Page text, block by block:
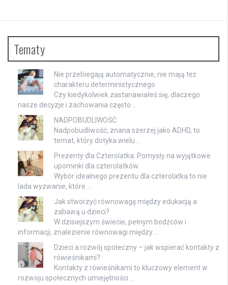
Tematy
Nie przebiegają automatycznie, nie mają też
charakteru deterministycznego
Czy kiedykolwiek zastanawiałeś się, dlaczego
nasze decyzje i zachowania często …
NADPOBUDLIWOŚĆ
Nadpobudliwość, znana szerzej jako ADHD, to
temat, który dotyka wielu …
Prezenty dla Czterolatka: Pomysły na wyjątkowe
upominki dla czterolatków.
Wybór idealnego prezentu dla czterolatka to nie
lada wyzwanie, które …
Jak stworzyć równowagę między edukacją a
zabawą u dzieci?
W dzisiejszym świecie, pełnym bodźców i
informacji, znalezienie równowagi między …
Dzieci a rozwój społeczny – jak wspierać kontakty z
rówieśnikami?
Kontakty z rówieśnikami to kluczowy element w
rozwoju społecznych umiejętności …